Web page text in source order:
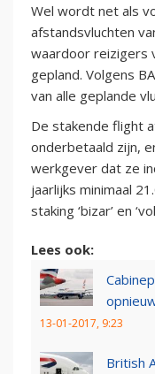
Wel wordt net als
afstandsvluchten
waardoor reizigers
gepland. Volgens
van alle geplande
De stakende flight
onderbetaald zijn,
werkgever dat ze
jaarlijks minimaal
staking ‘bizar’ en
Lees ook:
13-01-2017, 9:23
British